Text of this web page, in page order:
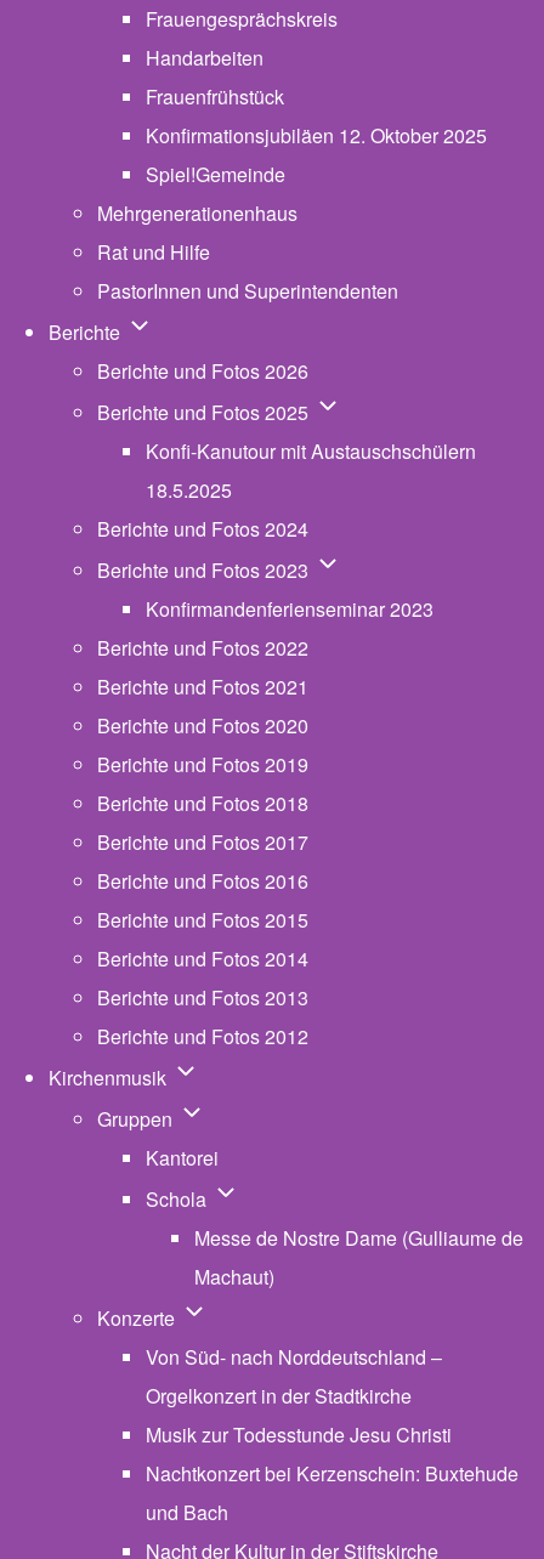
Frauengesprächskreis
Handarbeiten
Frauenfrühstück
Konfirmationsjubiläen 12. Oktober 2025
Spiel!Gemeinde
Mehrgenerationenhaus
Rat und Hilfe
PastorInnen und Superintendenten
Berichte Unternavigation von Berichte
Berichte und Fotos 2026
Berichte und Fotos 2025 Unternavigation von
Konfi-Kanutour mit Austauschschülern
18.5.2025
Berichte und Fotos 2024
Berichte und Fotos 2023 Unternavigation von
Konfirmandenferienseminar 2023
Berichte und Fotos 2022
Berichte und Fotos 2021
Berichte und Fotos 2020
Berichte und Fotos 2019
Berichte und Fotos 2018
Berichte und Fotos 2017
Berichte und Fotos 2016
Berichte und Fotos 2015
Berichte und Fotos 2014
Berichte und Fotos 2013
Berichte und Fotos 2012
Kirchenmusik Unternavigation von Kirchenmusik
Gruppen Unternavigation von Gruppen
Kantorei
Schola Unternavigation von Schola
Messe de Nostre Dame (Gulliaume de
Machaut)
Konzerte Unternavigation von Konzerte
Von Süd- nach Norddeutschland –
Orgelkonzert in der Stadtkirche
Musik zur Todesstunde Jesu Christi
Nachtkonzert bei Kerzenschein: Buxtehude
und Bach
Nacht der Kultur in der Stiftskirche